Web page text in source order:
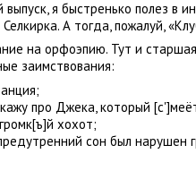
выпуск, я быстренько полез в
Селкирка. А тогда, пожалуй,
на орфоэпию. Тут и
заимствования:
про Джека, который
хохот;
сон был нарушен